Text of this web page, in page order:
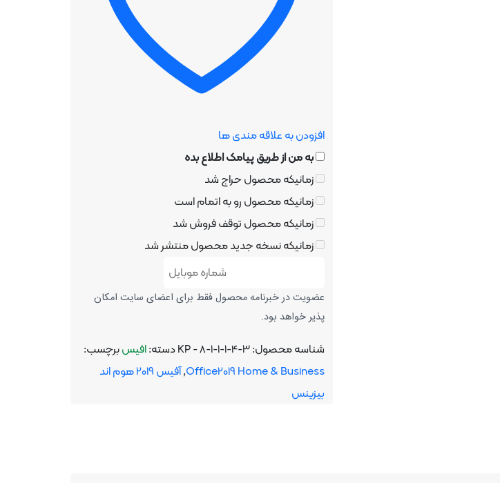
افزودن به علاقه مندی ها
به من از طریق پیامک اطلاع بده
زمانیکه محصول حراج شد
زمانیکه محصول رو به اتمام است
زمانیکه محصول توقف فروش شد
زمانیکه نسخه جدید محصول منتشر شد
عضویت در خبرنامه محصول فقط برای اعضای سایت امکان
پذیر خواهد بود.
شناسه محصول:KP - 8-1-1-1-4-3دسته:افیسبرچسب:
Office2019 Home & Business
,
آفیس 2019 هوم اند
بیزینس